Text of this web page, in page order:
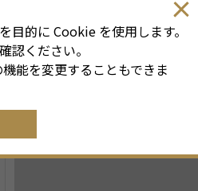
目的に Cookie を使用します。
認ください。
能を変更することもできま